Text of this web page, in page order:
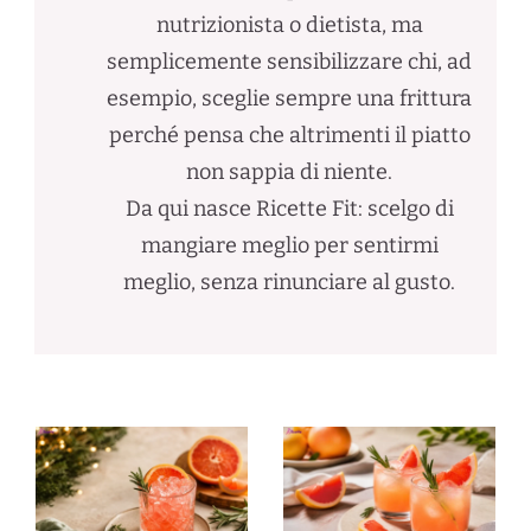
nutrizionista o dietista, ma
semplicemente sensibilizzare chi, ad
esempio, sceglie sempre una frittura
perché pensa che altrimenti il piatto
non sappia di niente.
Da qui nasce Ricette Fit: scelgo di
mangiare meglio per sentirmi
meglio, senza rinunciare al gusto.